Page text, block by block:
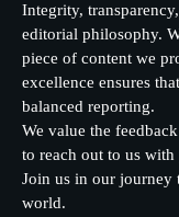
Integrity,
editorial philosophy.
piece of content we
excellence ensures
balanced reporting.
We value the
to reach out to us
Join us in our journey
world.